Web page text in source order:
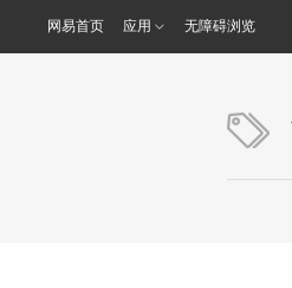
网易首页 应用 无障碍浏览